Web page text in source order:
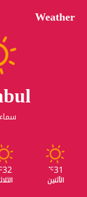
Weather
31
℃
الأثنين
32